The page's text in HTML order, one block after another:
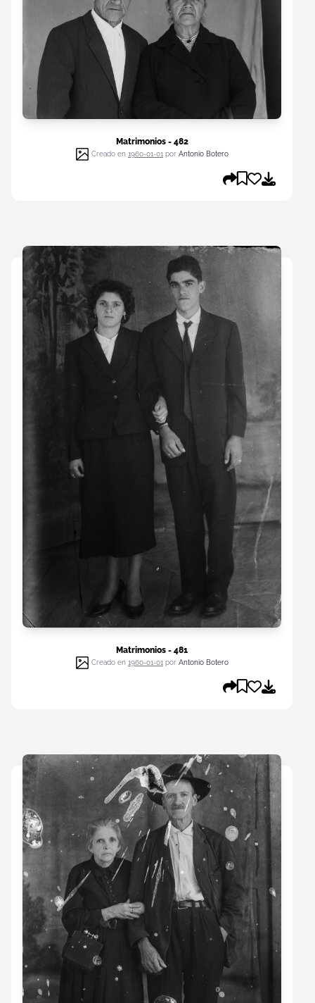
Matrimonios - 482
Creado en 1960-01-01 por Antonio Botero
Matrimonios - 481
Creado en 1960-01-01 por Antonio Botero